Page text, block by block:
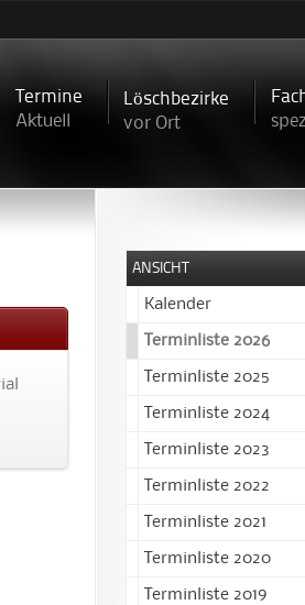
Termine
Aktuell
Löschbezirke
vor Ort
ANSICHT
Kalender
Terminliste 2026
Terminliste 2025
Terminliste 2024
Terminliste 2023
Terminliste 2022
Terminliste 2021
Terminliste 2020
Terminliste 2019